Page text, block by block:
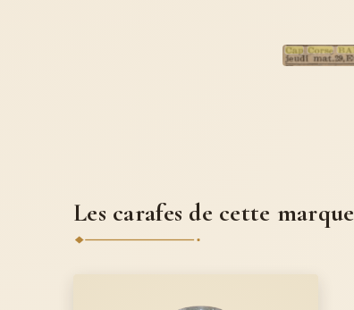
Les carafes de cette marque